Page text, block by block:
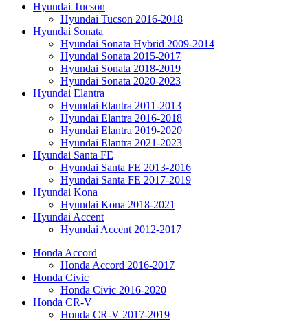
Hyundai Tucson
Hyundai Tucson 2016-2018
Hyundai Sonata
Hyundai Sonata Hybrid 2009-2014
Hyundai Sonata 2015-2017
Hyundai Sonata 2018-2019
Hyundai Sonata 2020-2023
Hyundai Elantra
Hyundai Elantra 2011-2013
Hyundai Elantra 2016-2018
Hyundai Elantra 2019-2020
Hyundai Elantra 2021-2023
Hyundai Santa FE
Hyundai Santa FE 2013-2016
Hyundai Santa FE 2017-2019
Hyundai Kona
Hyundai Kona 2018-2021
Hyundai Accent
Hyundai Accent 2012-2017
Honda Accord
Honda Accord 2016-2017
Honda Civic
Honda Civic 2016-2020
Honda CR-V
Honda CR-V 2017-2019